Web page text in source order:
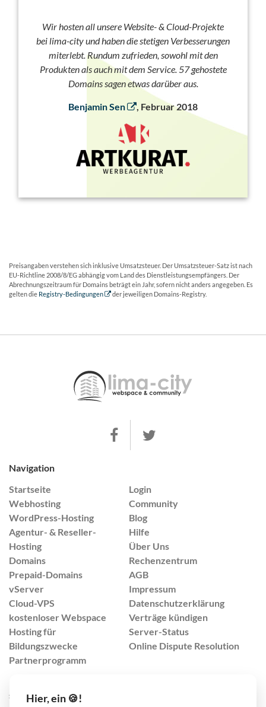
Wir hosten all unsere Website- & Cloud-Projekte
bei lima-city und haben die stetigen Verbesserungen
miterlebt. Rundum zufrieden, sowohl mit den
Produkten als auch mit dem Service. 57 gehostete
Domains sagen etwas darüber aus.
Benjamin Sen , Februar 2018
Preisangaben verstehen sich inklusive Umsatzsteuer. Der Umsatzsteuer-Satz ist nach
EU-Richtline 2008/8/EG abhängig vom Land des Dienstleistungsempfängers. Der
Abrechnungszeitraum für Domains beträgt ein Jahr, sofern nicht anders angegeben. Es
gelten die Registry-Bedingungen der jeweiligen Domains-Registry.
Navigation
Startseite
Webhosting
WordPress-Hosting
Agentur- & Reseller-
Hosting
Domains
Prepaid-Domains
vServer
Cloud-VPS
kostenloser Webspace
Hosting für
Bildungszwecke
Partnerprogramm
Login
Community
Blog
Hilfe
Über Uns
Rechenzentrum
AGB
Impressum
Datenschutzerklärung
Verträge kündigen
Server-Status
Online Dispute Resolution
support@lima-city.de
Hier, ein 🍪!